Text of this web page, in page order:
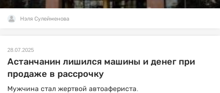
Нэля Сулейменова
28.07.2025
Астанчанин лишился машины и денег при
продаже в рассрочку
Мужчина стал жертвой автоафериста.